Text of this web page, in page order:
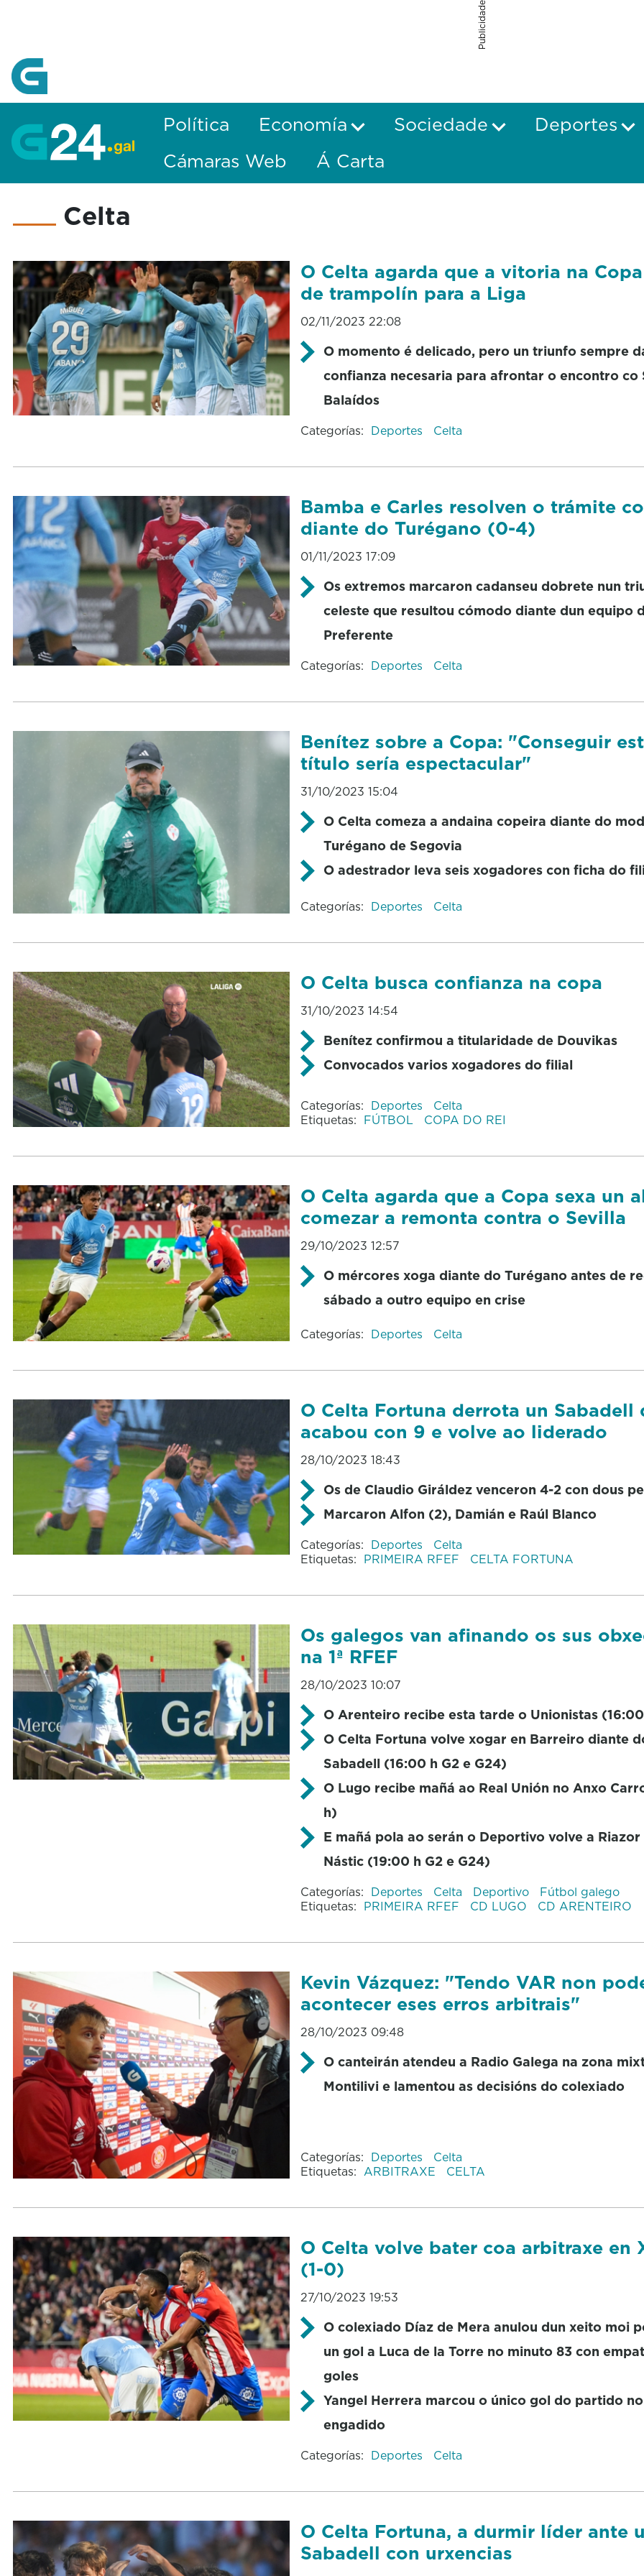
Publicidade
Política Economía Sociedade Deportes
Cámaras Web
Á Carta
Celta
O Celta agarda que a vitoria na
de trampolín para a Liga
02/11/2023 22:08
O momento é delicado, pero un triunfo sempre
confianza necesaria para afrontar o encontro co
Balaídos
Categorías: Deportes Celta
Bamba e Carles resolven o trámite
diante do Turégano (0-4)
01/11/2023 17:09
Os extremos marcaron cadanseu dobrete nun
celeste que resultou cómodo diante dun equipo
Preferente
Categorías: Deportes Celta
Benítez sobre a Copa: "Conseguir
título sería espectacular"
31/10/2023 15:04
O Celta comeza a andaina copeira diante do
Turégano de Segovia
O adestrador leva seis xogadores con ficha do
Categorías: Deportes Celta
O Celta busca confianza na copa
31/10/2023 14:54
Benítez confirmou a titularidade de Douvikas
Convocados varios xogadores do filial
Categorías: Deportes
Celta
Etiquetas: FÚTBOL COPA DO REI
O Celta agarda que a Copa sexa un
comezar a remonta contra o Sevilla
29/10/2023 12:57
O mércores xoga diante do Turégano antes de
sábado a outro equipo en crise
Categorías: Deportes Celta
O Celta Fortuna derrota un Sabadell
acabou con 9 e volve ao liderado
28/10/2023 18:43
Os de Claudio Giráldez venceron 4-2 con dous
Marcaron Alfon (2), Damián e Raúl Blanco
Categorías: Deportes
Celta
Etiquetas: PRIMEIRA RFEF CELTA FORTUNA
Os galegos van afinando os sus
na 1ª RFEF
28/10/2023 10:07
O Arenteiro recibe esta tarde o Unionistas
O Celta Fortuna volve xogar en Barreiro diante
Sabadell (16:00 h G2 e G24)
O Lugo recibe mañá ao Real Unión no Anxo
h)
E mañá pola ao serán o Deportivo volve a
Nástic (19:00 h G2 e G24)
Categorías: Deportes Celta Deportivo
Fútbol galego
Etiquetas: PRIMEIRA RFEF CD LUGO CD ARENTEIRO
Kevin Vázquez: "Tendo VAR non
acontecer eses erros arbitrais"
28/10/2023 09:48
O canteirán atendeu a Radio Galega na zona
Montilivi e lamentou as decisións do colexiado
Categorías: Deportes
Celta
Etiquetas: ARBITRAXE CELTA
O Celta volve bater coa arbitraxe en
(1-0)
27/10/2023 19:53
O colexiado Díaz de Mera anulou dun xeito moi
un gol a Luca de la Torre no minuto 83 con
goles
Yangel Herrera marcou o único gol do partido
engadido
Categorías: Deportes Celta
O Celta Fortuna, a durmir líder ante
Sabadell con urxencias